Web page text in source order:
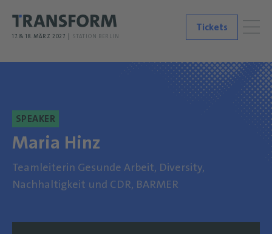
17. & 18. MÄRZ 2027 STATION BERLIN
Tickets
SPEAKER
Maria Hinz
Teamleiterin Gesunde Arbeit, Diversity,
Nachhaltigkeit und CDR, BARMER